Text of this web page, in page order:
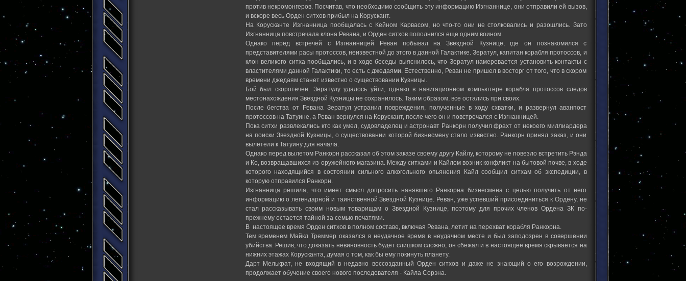
против некромонгеров. Посчитав, что необходимо сообщить эту информацию Изгнаннице, они отправили ей вызов,
и вскоре весь Орден ситхов прибыл на Корускант.
На Корусканте Изгнанница пообщалась с Кейном Карвасом, но что-то они не столковались и разошлись. Зато
Изгнанница повстречала клона Ревана, и Орден ситхов пополнился еще одним воином.
Однако перед встречей с Изгнанницей Реван побывал на Звездной Кузнице, где он познакомился с
представителями расы протоссов, неизвестной до этого в данной Галактике. Зератул, капитан корабля протоссов, и
клон великого ситха пообщались, и в ходе беседы выяснилось, что Зератул намеревается установить контакты с
властителями данной Галактики, то есть с джедаями. Естественно, Реван не пришел в восторг от того, что в скором
времени джедаям станет известно о существовании Кузницы.
Бой был скоротечен. Зератулу удалось уйти, однако в навигационном компьютере корабля протоссов следов
местонахождения Звездной Кузницы не сохранилось. Таким образом, все остались при своих.
После бегства от Ревана Зератул устранил повреждения, полученные в ходу схватки, и развернул аванпост
протоссов на Татуине, а Реван вернулся на Корускант, после чего он и повстречался с Изгнанницей.
Пока ситхи развлекались кто как умел, судовладелец и астронавт Ранкорн получил фрахт от некоего миллиардера
на поиски Звездной Кузницы, о существовании которой бизнесмену стало известно. Ранкорн принял заказ, и они
вылетели к Татуину для начала.
Однако перед вылетом Ранкорн рассказал об этом заказе своему другу Кайлу, которому не повезло встретить Рэнда
и Ко, возвращавшихся из оружейного магазина. Между ситхами и Кайлом возник конфликт на бытовой почве, в ходе
которого находящийся в состоянии сильного алкогольного опьянения Кайл сообщил ситхам об экспедиции, в
которую отправился Ранкорн.
Изгнанница решила, что имеет смысл допросить нанявшего Ранкорна бизнесмена с целью получить от него
информацию о легендарной и таинственной Звездной Кузнице. Реван, уже успевший присоединиться к Ордену, не
стал рассказывать своим новым товарищам о Звездной Кузнице, поэтому для прочих членов Ордена ЗК по-
прежнему остается тайной за семью печатями.
В настоящее время Орден ситхов в полном составе, включая Ревана, летит на перехват корабля Ранкорна.
Тем временем Майкл Треммер оказался в неудачное время в неудачном месте и был заподозрен в совершении
убийства. Решив, что доказать невиновность будет слишком сложно, он сбежал и в настоящее время скрывается на
нижних этажах Корусканта, думая о том, как бы ему покинуть планету.
Дарт Мелькрат, не входящий в недавно воссозданный Орден ситхов и даже не знающий о его возрождении,
продолжает обучение своего нового последователя - Кайла Сорэна.